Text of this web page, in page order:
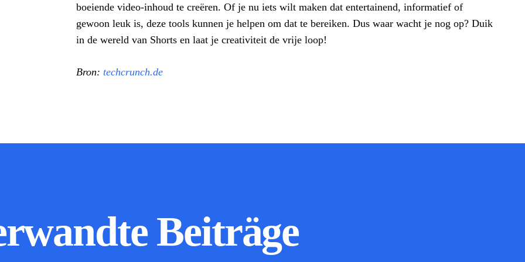
boeiende video-inhoud te creëren. Of je nu iets wilt maken dat entertainend, informatief of
gewoon leuk is, deze tools kunnen je helpen om dat te bereiken. Dus waar wacht je nog op? Duik
in de wereld van Shorts en laat je creativiteit de vrije loop!
Bron: techcrunch.de
Beiträge